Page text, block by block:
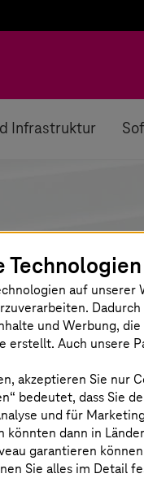
Infrastruktur
Technologien
auf
und Werbung,
Auch unsere
akzeptieren Sie nur
bedeutet, dass Sie
und für
könnten dann in
garantieren
Sie alles im Detail